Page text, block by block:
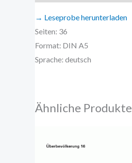
→ Leseprobe herunterladen
Seiten: 36
Format: DIN A5
Sprache: deutsch
Ähnliche Produkte